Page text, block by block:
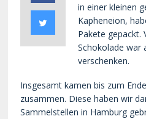
in einer kleinen
Kapheneion,
Pakete gepackt.
Schokolade war
verschenken.
Insgesamt kamen bis zum
zusammen. Diese haben wir
Sammelstellen in Hamburg